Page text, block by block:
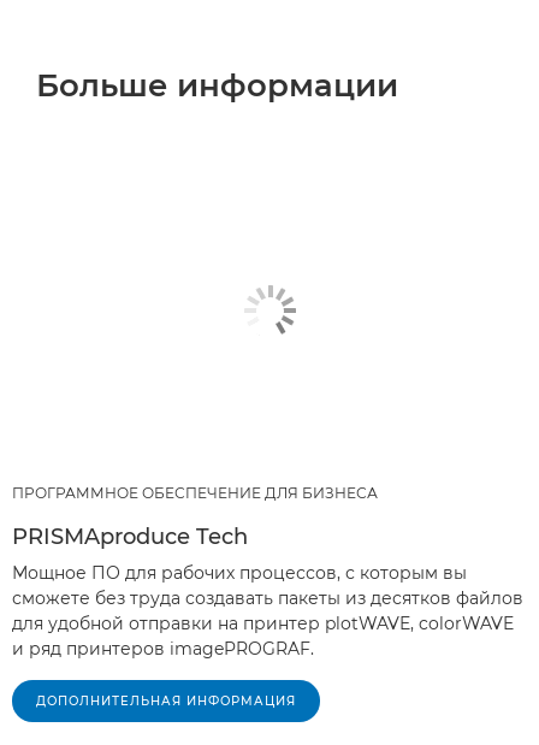
Больше информации
ПРОГРАММНОЕ ОБЕСПЕЧЕНИЕ ДЛЯ БИЗНЕСА
PRISMAproduce Tech
Мощное ПО для рабочих процессов, с которым вы
сможете без труда создавать пакеты из десятков файлов
для удобной отправки на принтер plotWAVE, colorWAVE
и ряд принтеров imagePROGRAF.
ДОПОЛНИТЕЛЬНАЯ ИНФОРМАЦИЯ